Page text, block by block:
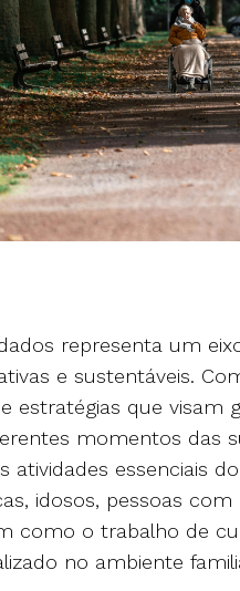
representa um
e sustentáveis.
estratégias que visam
momentos das
atividades essenciais
idosos, pessoas
como o trabalho de
no ambiente